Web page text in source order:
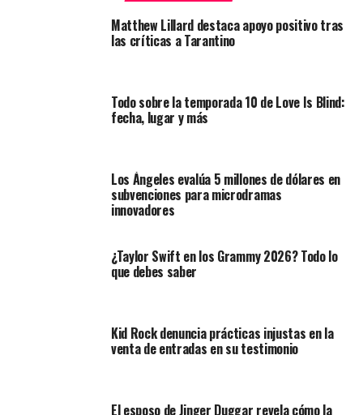
Matthew Lillard destaca apoyo positivo tras
las críticas a Tarantino
Todo sobre la temporada 10 de Love Is Blind:
fecha, lugar y más
Los Ángeles evalúa 5 millones de dólares en
subvenciones para microdramas
innovadores
¿Taylor Swift en los Grammy 2026? Todo lo
que debes saber
Kid Rock denuncia prácticas injustas en la
venta de entradas en su testimonio
El esposo de Jinger Duggar revela cómo la